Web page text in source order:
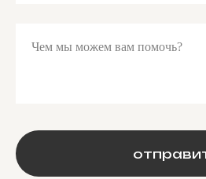
Чем мы можем вам помочь?